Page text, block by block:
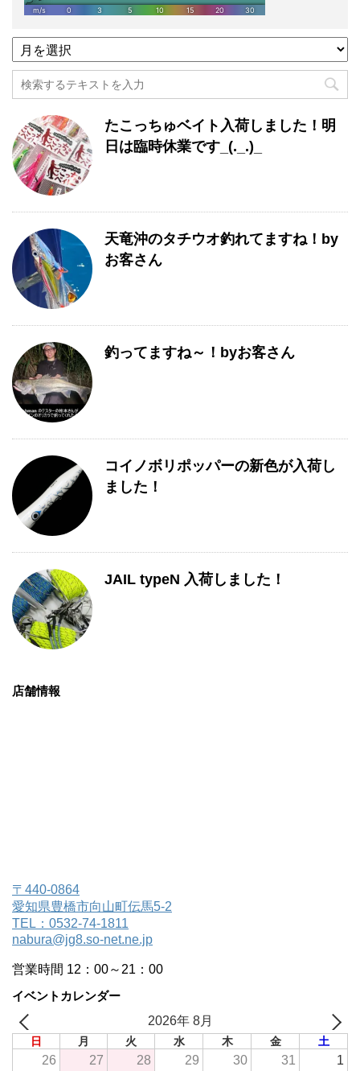
過
去
記
事
別
一
覧
たこっちゅベイト入荷しました！明
日は臨時休業です_(._.)_
天竜沖のタチウオ釣れてますね！by
お客さん
釣ってますね～！byお客さん
コイノボリポッパーの新色が入荷し
ました！
JAIL typeN 入荷しました！
店舗情報
〒440-0864
愛知県豊橋市向山町伝馬5-2
TEL：0532-74-1811
nabura@jg8.so-net.ne.jp
営業時間 12：00～21：00
イベントカレンダー
2026年 8月
日 月 火 水 木 金 土
26 27 28 29 30 31 1